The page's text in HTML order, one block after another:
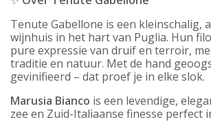
Tenute Gabellone is een kleinschalig,
wijnhuis in het hart van Puglia. Hun
pure expressie van druif en terroir,
traditie en natuur. Met de hand
gevinifieerd – dat proef je in elke slok.
Marusia Bianco is een levendige,
zee en Zuid-Italiaanse finesse perfect